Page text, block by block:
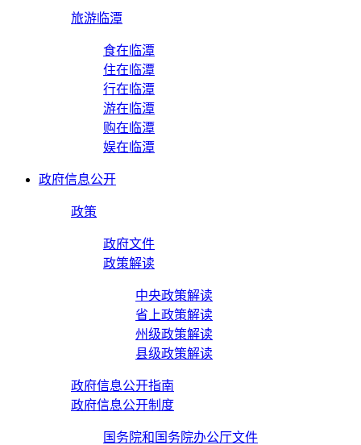
旅游临潭
食在临潭
住在临潭
行在临潭
游在临潭
购在临潭
娱在临潭
政府信息公开
政策
政府文件
政策解读
中央政策解读
省上政策解读
州级政策解读
县级政策解读
政府信息公开指南
政府信息公开制度
国务院和国务院办公厅文件